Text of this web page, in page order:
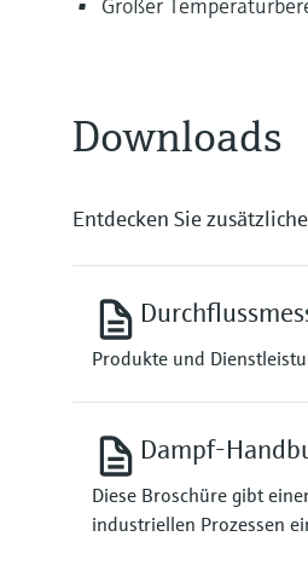
Großer
Downloads
Entdecken Sie
Produkte und
Dampf-
Diese Broschüre gibt
industriellen Prozessen